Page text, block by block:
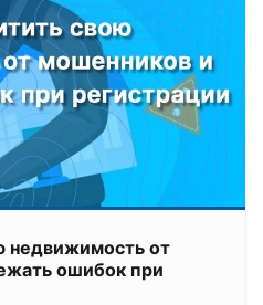
недвижимость от
ошибок при